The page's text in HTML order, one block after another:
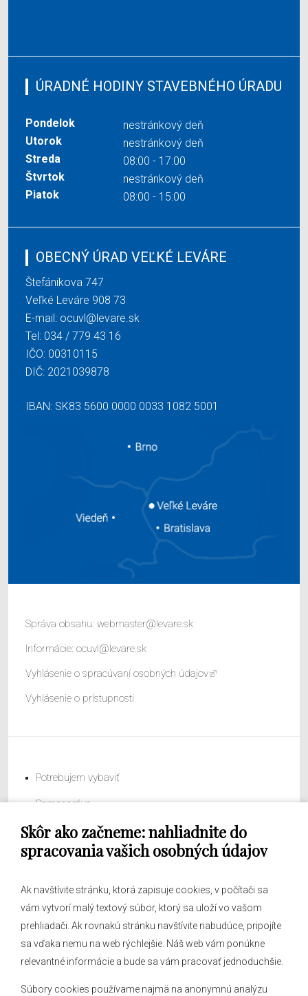
Skôr ako začneme: nahliadnite do
spracovania vašich osobných údajov
Ak navštívite stránku, ktorá zapisuje cookies, v počítači sa
vám vytvorí malý textový súbor, ktorý sa uloží vo vašom
prehliadači. Ak rovnakú stránku navštívite nabudúce, pripojíte
sa vďaka nemu na web rýchlejšie. Náš web vám ponúkne
relevantné informácie a bude sa vám pracovať jednoduchšie.
Súbory cookies používame najmä na anonymnú analýzu
ÚRADNÉ HODINY STAVEBNÉHO ÚRADU
Pondelok
nestránkový deň
Utorok
nestránkový deň
Streda
08:00 - 17:00
Štvrtok
nestránkový deň
Piatok
08:00 - 15:00
OBECNÝ ÚRAD VEĽKÉ LEVÁRE
Štefánikova 747
Veľké Leváre 908 73
E-mail: ocuvl@levare.sk
Tel: 034 / 779 43 16
IČO: 00310115
DIČ: 2021039878
IBAN: SK83 5600 0000 0033 1082 5001
Správa obsahu: webmaster@levare.sk
Informácie: ocuvl@levare.sk
Vyhlásenie o spracúvaní osobných údajov
Vyhlásenie o prístupnosti
Potrebujem vybaviť
Samospráva
Obecný úrad
O obci
Hlásenia obecného rozhlasu